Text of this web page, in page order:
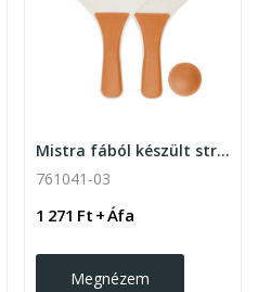
Mistra fából készült strandjáték szett
761041-03
1 271 Ft + Áfa
Megnézem